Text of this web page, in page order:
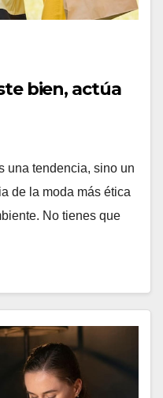
bien, actúa
una tendencia, sino un
de la moda más ética
No tienes que